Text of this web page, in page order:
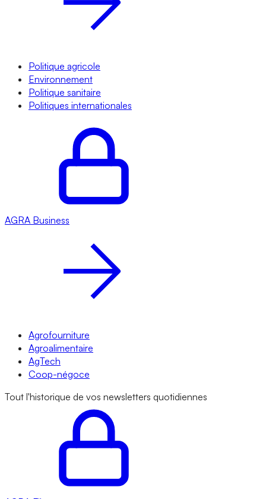
Politique agricole
Environnement
Politique sanitaire
Politiques internationales
AGRA Business
Agrofourniture
Agroalimentaire
AgTech
Coop-négoce
Tout l'historique de vos newsletters quotidiennes